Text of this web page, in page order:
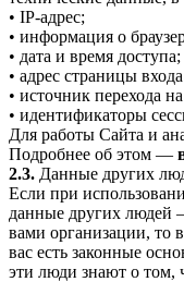
• IP-адрес;
• информация о
• дата и время доступа;
• адрес страницы
• источник перехода
• идентификаторы
Для работы Сайта и
Подробнее об этом —
2.3. Данные других
Если при
данные других людей
вами организации, то
вас есть законные
эти люди знают о том,